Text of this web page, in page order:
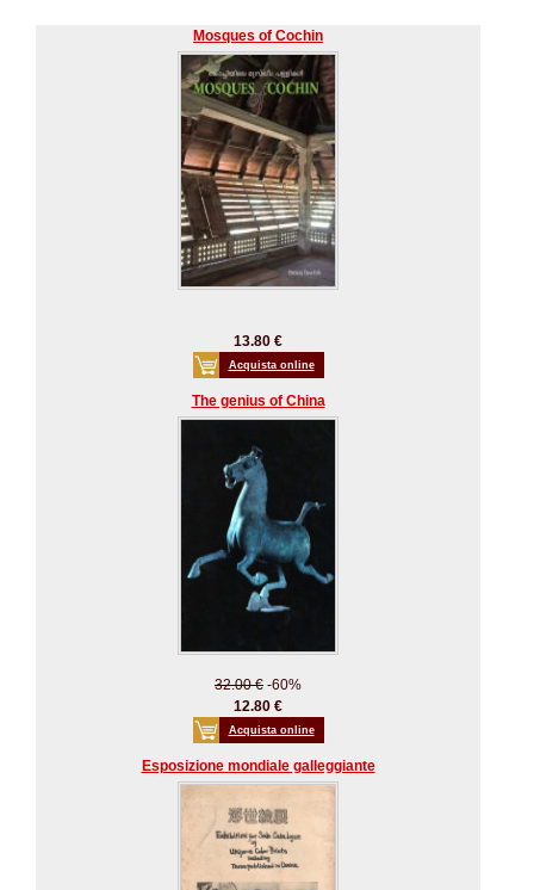
Mosques of Cochin
13.80 €
Acquista online
The genius of China
32.00 € -60%
12.80 €
Acquista online
Esposizione mondiale galleggiante